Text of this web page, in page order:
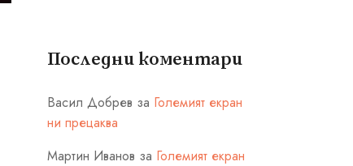
Последни коментари
Васил Добрев за Големият екран
ни прецаква
Мартин Иванов за Големият екран